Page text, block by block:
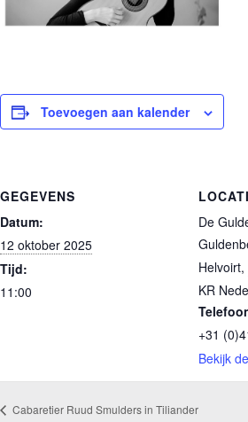
Toevoegen aan kalender
GEGEVENS
Datum:
12 oktober 2025
Tijd:
11:00
De
Helvoirt,
KR
+31
Bekijk
Cabaretier Ruud Smulders in Tiliander